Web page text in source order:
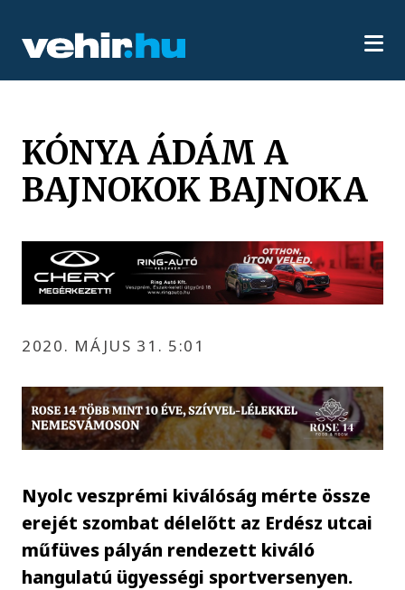
KÓNYA ÁDÁM A
BAJNOKOK BAJNOKA
2020. MÁJUS 31. 5:01
Nyolc veszprémi kiválóság mérte össze
erejét szombat délelőtt az Erdész utcai
műfüves pályán rendezett kiváló
hangulatú ügyességi sportversenyen.